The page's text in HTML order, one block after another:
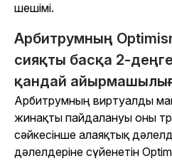
шешімі.
Арбитрумның
сияқты басқа 2-
қандай
Арбитрумның виртуалды
жинақты пайдалануы оны
сәйкесінше алаяқтық
дәлелдеріне сүйенетін